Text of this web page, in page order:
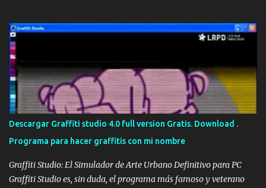
servicios que ofrecen, además de introducir el texto de urgencias
24 horas. Así que para ellos nos centramos en un diseño práctico,
donde cualquier persona que pasara por la calle, de un golpe de
vista pudiera ver claramente algunos de los servicios más
importantes que se realizan en dicho local y haciendo hincapié en
el logo de David García en el centro de la persiana. Pintar persiana
local Una vez acabada la persiana, y después de haber pasado
algunos días, el cliente nos pidió si podíamos pasarnos otro día
para colocarle el teléfono en la persiana, justo debajo de Urgencias
24 h . Y ...
Descargar Graffiti studio 4.0 full version Gratis. Download .
Programa para hacer graffitis con mi nombre
Graffiti Studio: El Simulador de Arte Urbano Definitivo para PC
Graffiti Studio es, sin duda, el programa más famoso y veterano